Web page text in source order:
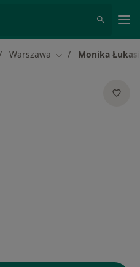
Warszawa Zmień miasto
Monika